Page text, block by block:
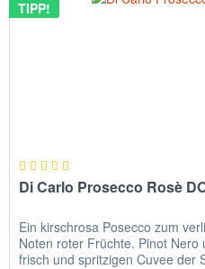
TIPP!
Di Carlo Prosecco Rosè
Ein kirschrosa Posecco zum
Noten roter Früchte. Pinot
frisch und spritzigen Cuvee der